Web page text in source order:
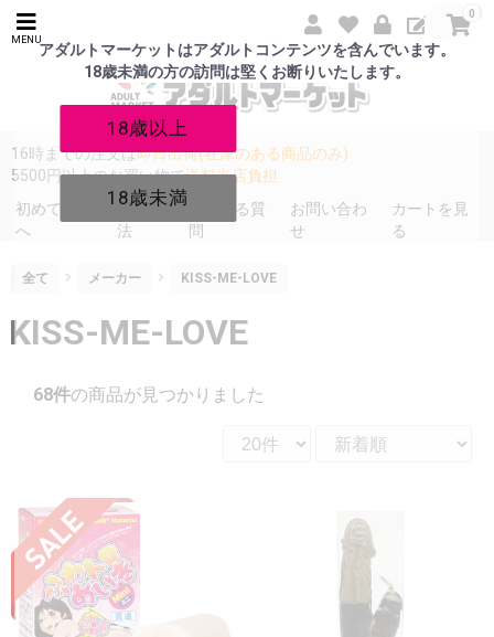
アダルトマーケットはアダルトコンテンツを含んでいます。
18歳未満の方の訪問は堅くお断りいたします。
18歳以上
18歳未満
MENU
0
16時までの注文は即日出荷(在庫のある商品のみ)
5500円以上のお買い物で送料当店負担
初めての方
へ
発送方
法
よくある質
問
お問い合わ
せ
カートを見
る
全て メーカー KISS-ME-LOVE
KISS-ME-LOVE
68件の商品が見つかりました